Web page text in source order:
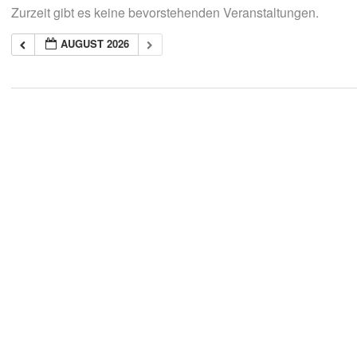
Zurzeit gibt es keine bevorstehenden Veranstaltungen.
AUGUST 2026